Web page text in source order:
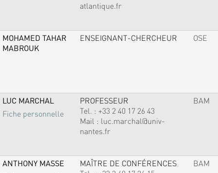
atlantique.fr
MOHAMED TAHAR
MABROUK
ENSEIGNANT-CHERCHEUR OSE
LUC MARCHAL
Fiche personnelle
PROFESSEUR
Tel. : +33 2 40 17 26 43
Mail : luc.marchal@univ-
nantes.fr
BAM
ANTHONY MASSE
MAÎTRE DE CONFÉRENCES
BAM